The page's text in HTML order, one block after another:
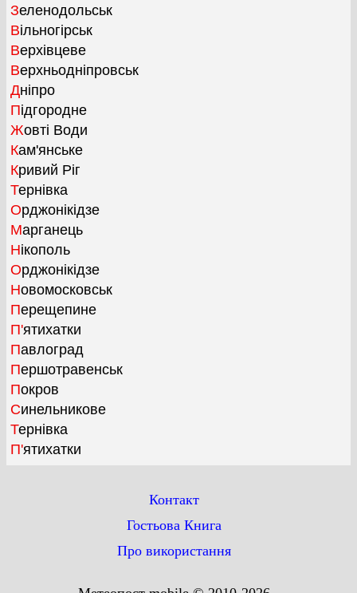
Зеленодольськ
Вільногірськ
Верхівцеве
Верхньодніпровськ
Дніпро
Підгородне
Жовті Води
Кам'янське
Кривий Ріг
Тернівка
Орджонікідзе
Марганець
Нікополь
Орджонікідзе
Новомосковськ
Перещепине
П'ятихатки
Павлоград
Першотравенськ
Покров
Синельникове
Тернівка
П'ятихатки
Контакт
Гостьова Книга
Про використання